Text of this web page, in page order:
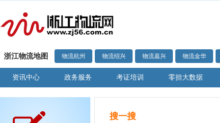
浙江物流地图 物流杭州 物流绍兴 物流嘉兴 物流金华
资讯中心 政务服务 考证培训 零担大数据
搜一搜